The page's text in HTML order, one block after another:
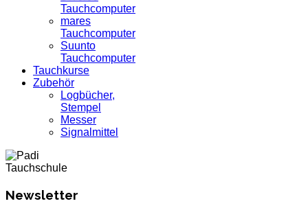
Tauchcomputer
mares
Tauchcomputer
Suunto
Tauchcomputer
Tauchkurse
Zubehör
Logbücher,
Stempel
Messer
Signalmittel
Newsletter